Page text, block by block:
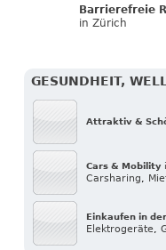
Barrierefreie
in Zürich
GESUNDHEIT,
Attraktiv &
Cars & Mobility
Carsharing,
Einkaufen in
Elektrogeräte,